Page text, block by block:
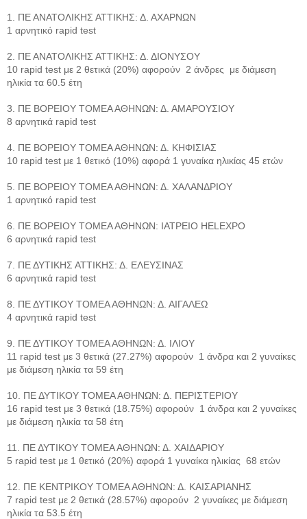
1. ΠΕ ΑΝΑΤΟΛΙΚΗΣ ΑΤΤΙΚΗΣ: Δ. ΑΧΑΡΝΩΝ
1 αρνητικό rapid test
2. ΠΕ ΑΝΑΤΟΛΙΚΗΣ ΑΤΤΙΚΗΣ: Δ. ΔΙΟΝΥΣΟΥ
10 rapid test με 2 θετικά (20%) αφορούν 2 άνδρες με διάμεση
ηλικία τα 60.5 έτη
3. ΠΕ ΒΟΡΕΙΟΥ ΤΟΜΕΑ ΑΘΗΝΩΝ: Δ. ΑΜΑΡΟΥΣΙΟΥ
8 αρνητικά rapid test
4. ΠΕ ΒΟΡΕΙΟΥ ΤΟΜΕΑ ΑΘΗΝΩΝ: Δ. ΚΗΦΙΣΙΑΣ
10 rapid test με 1 θετικό (10%) αφορά 1 γυναίκα ηλικίας 45 ετών
5. ΠΕ ΒΟΡΕΙΟΥ ΤΟΜΕΑ ΑΘΗΝΩΝ: Δ. ΧΑΛΑΝΔΡΙΟΥ
1 αρνητικό rapid test
6. ΠΕ ΒΟΡΕΙΟΥ ΤΟΜΕΑ ΑΘΗΝΩΝ: ΙΑΤΡΕΙΟ HELEXPO
6 αρνητικά rapid test
7. ΠΕ ΔΥΤΙΚΗΣ ΑΤΤΙΚΗΣ: Δ. ΕΛΕΥΣΙΝΑΣ
6 αρνητικά rapid test
8. ΠΕ ΔΥΤΙΚΟΥ ΤΟΜΕΑ ΑΘΗΝΩΝ: Δ. ΑΙΓΑΛΕΩ
4 αρνητικά rapid test
9. ΠΕ ΔΥΤΙΚΟΥ ΤΟΜΕΑ ΑΘΗΝΩΝ: Δ. ΙΛΙΟΥ
11 rapid test με 3 θετικά (27.27%) αφορούν 1 άνδρα και 2 γυναίκες
με διάμεση ηλικία τα 59 έτη
10. ΠΕ ΔΥΤΙΚΟΥ ΤΟΜΕΑ ΑΘΗΝΩΝ: Δ. ΠΕΡΙΣΤΕΡΙΟΥ
16 rapid test με 3 θετικά (18.75%) αφορούν 1 άνδρα και 2 γυναίκες
με διάμεση ηλικία τα 58 έτη
11. ΠΕ ΔΥΤΙΚΟΥ ΤΟΜΕΑ ΑΘΗΝΩΝ: Δ. ΧΑΙΔΑΡΙΟΥ
5 rapid test με 1 θετικό (20%) αφορά 1 γυναίκα ηλικίας 68 ετών
12. ΠΕ ΚΕΝΤΡΙΚΟΥ ΤΟΜΕΑ ΑΘΗΝΩΝ: Δ. ΚΑΙΣΑΡΙΑΝΗΣ
7 rapid test με 2 θετικά (28.57%) αφορούν 2 γυναίκες με διάμεση
ηλικία τα 53.5 έτη